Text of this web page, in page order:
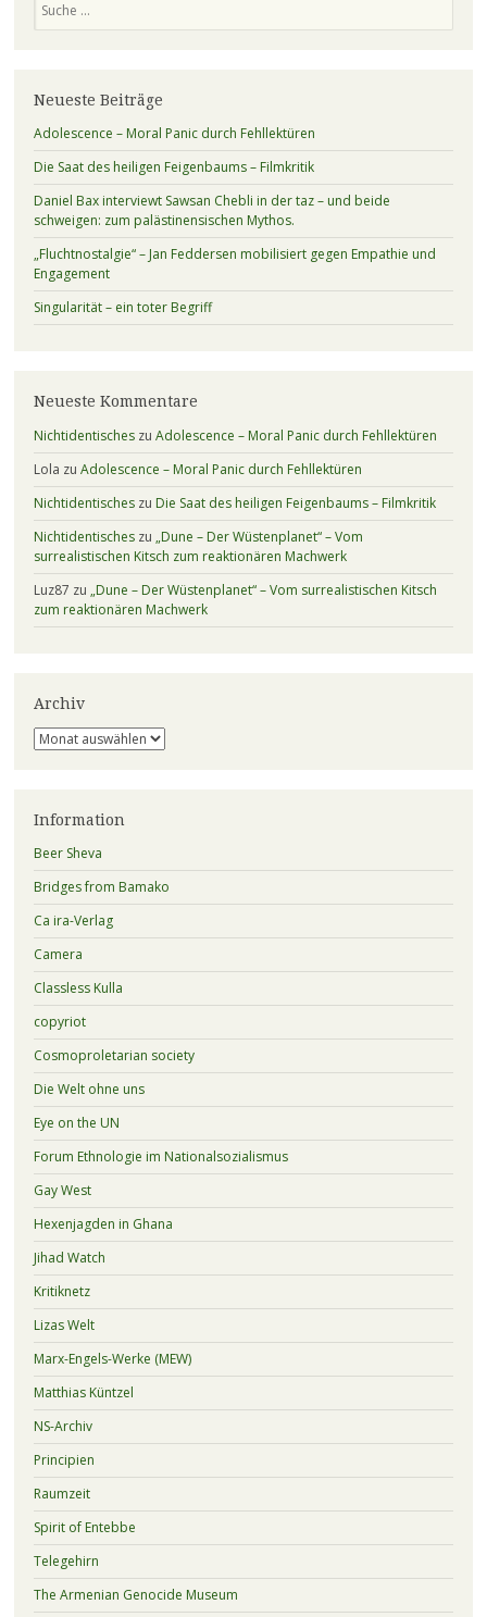
Neueste Beiträge
Adolescence – Moral Panic durch Fehllektüren
Die Saat des heiligen Feigenbaums – Filmkritik
Daniel Bax interviewt Sawsan Chebli in der taz – und beide
schweigen: zum palästinensischen Mythos.
„Fluchtnostalgie“ – Jan Feddersen mobilisiert gegen Empathie und
Engagement
Singularität – ein toter Begriff
Neueste Kommentare
Nichtidentischeszu Adolescence – Moral Panic durch Fehllektüren
Lola zu Adolescence – Moral Panic durch Fehllektüren
Nichtidentischeszu Die Saat des heiligen Feigenbaums – Filmkritik
Nichtidentischeszu „Dune – Der Wüstenplanet“ – Vom
surrealistischen Kitsch zum reaktionären Machwerk
Luz87 zu „Dune – Der Wüstenplanet“ – Vom surrealistischen Kitsch
zum reaktionären Machwerk
Archiv
Archiv
Information
Beer Sheva
Bridges from Bamako
Ca ira-Verlag
Camera
Classless Kulla
copyriot
Cosmoproletarian society
Die Welt ohne uns
Eye on the UN
Forum Ethnologie im Nationalsozialismus
Gay West
Hexenjagden in Ghana
Jihad Watch
Kritiknetz
Lizas Welt
Marx-Engels-Werke (MEW)
Matthias Küntzel
NS-Archiv
Principien
Raumzeit
Spirit of Entebbe
Telegehirn
The Armenian Genocide Museum